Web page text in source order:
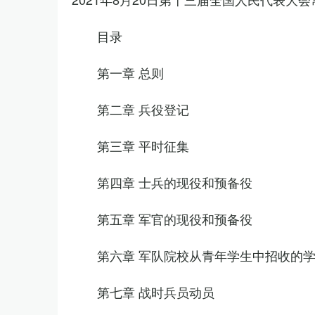
目录
第一章 总则
第二章 兵役登记
第三章 平时征集
第四章 士兵的现役和预备役
第五章 军官的现役和预备役
第六章 军队院校从青年学生中招收的
第七章 战时兵员动员